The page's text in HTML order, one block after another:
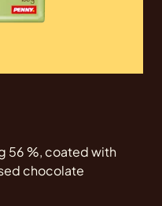
56 %, coated with
chocolate